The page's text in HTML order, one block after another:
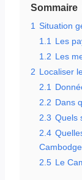
Sommaire
1 Situation
1.1
Les
1.2 Les
2 Localiser
2.1
2.2 Dans
2.3 Quels
2.4
2.5 Le